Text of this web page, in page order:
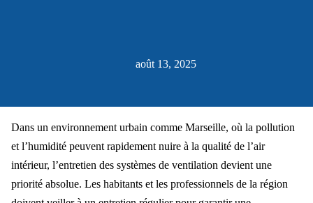
août 13, 2025
Dans un environnement urbain comme Marseille, où la pollution
et l’humidité peuvent rapidement nuire à la qualité de l’air
intérieur, l’entretien des systèmes de ventilation devient une
priorité absolue. Les habitants et les professionnels de la région